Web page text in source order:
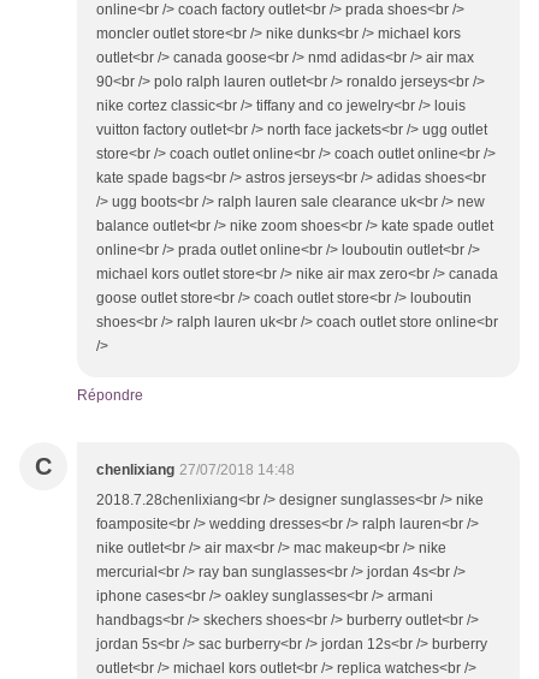
online<br /> coach factory outlet<br /> prada shoes<br />
moncler outlet store<br /> nike dunks<br /> michael kors
outlet<br /> canada goose<br /> nmd adidas<br /> air max
90<br /> polo ralph lauren outlet<br /> ronaldo jerseys<br />
nike cortez classic<br /> tiffany and co jewelry<br /> louis
vuitton factory outlet<br /> north face jackets<br /> ugg outlet
store<br /> coach outlet online<br /> coach outlet online<br />
kate spade bags<br /> astros jerseys<br /> adidas shoes<br
/> ugg boots<br /> ralph lauren sale clearance uk<br /> new
balance outlet<br /> nike zoom shoes<br /> kate spade outlet
online<br /> prada outlet online<br /> louboutin outlet<br />
michael kors outlet store<br /> nike air max zero<br /> canada
goose outlet store<br /> coach outlet store<br /> louboutin
shoes<br /> ralph lauren uk<br /> coach outlet store online<br
/>
Répondre
C chenlixiang 27/07/2018 14:48
2018.7.28chenlixiang<br /> designer sunglasses<br /> nike
foamposite<br /> wedding dresses<br /> ralph lauren<br />
nike outlet<br /> air max<br /> mac makeup<br /> nike
mercurial<br /> ray ban sunglasses<br /> jordan 4s<br />
iphone cases<br /> oakley sunglasses<br /> armani
handbags<br /> skechers shoes<br /> burberry outlet<br />
jordan 5s<br /> sac burberry<br /> jordan 12s<br /> burberry
outlet<br /> michael kors outlet<br /> replica watches<br />